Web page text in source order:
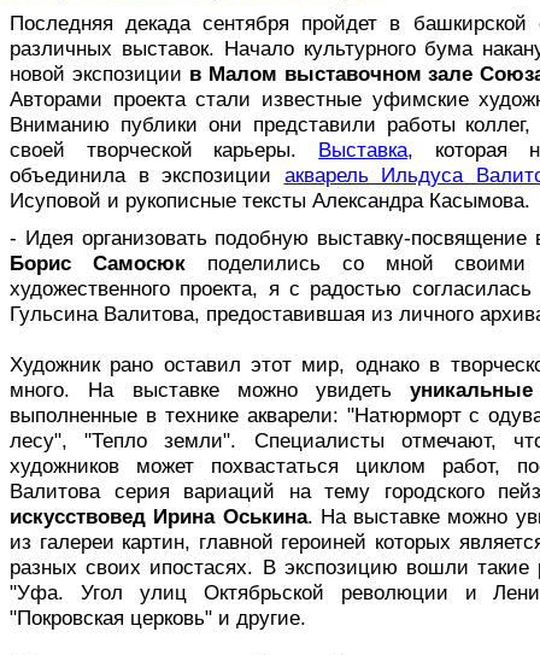
Последняя декада сентября пройдет в
различных выставок. Начало культурного бума
новой экспозиции в Малом выставочном зале
Авторами проекта стали известные уфимские
Вниманию публики они представили работы
своей творческой карьеры. Выставка, которая
объединила в экспозиции акварель Ильдуса
Исуповой и рукописные тексты Александра Касымова.
- Идея организовать подобную выставку-посвящение
Борис Самосюкподелились со мной своими
художественного проекта, я с радостью
Гульсина Валитова, предоставившая из личного
Художник рано оставил этот мир, однако в
много. На выставке можно увидеть
выполненные в технике акварели: "Натюрморт с
лесу", "Тепло земли". Специалисты отмечают,
художников может похвастаться циклом работ,
Валитова серия вариаций на тему городского
искусствовед Ирина Оськина. На выставке можно
из галереи картин, главной героиней которых
разных своих ипостасях. В экспозицию вошли
"Уфа. Угол улиц Октябрьской революции и
"Покровская церковь" и другие.